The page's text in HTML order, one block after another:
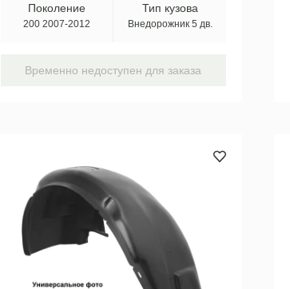
Поколение
200 2007-2012
Тип кузова
Внедорожник 5 дв.
Временно недоступен для заказа